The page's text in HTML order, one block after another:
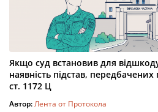
Якщо суд встановив для
наявність підстав,
ст. 1172 Ц
Автор:Лента от Протокола